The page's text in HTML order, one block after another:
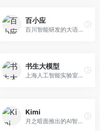
百小应
百川智能研发的大语言模型助手，专注于中文理解和生成。面向中文用户，提供知识问答、文本创作、代码辅助等服务，模型参数规模大，中文表达流畅自然。
书生大模型
上海人工智能实验室研发的开源大模型系列，支持多尺度和多模态。面向研究机构和开发者，开源生态完善，学术研究背景深厚，适合科研和定制开发。
Kimi
月之暗面推出的AI智能助手，核心优势在于超长文本处理能力，支持20万字以上文档分析。面向学术研究者、职场人士和内容创作者，提供文档解读、PPT生成、联网搜索等综合服务。